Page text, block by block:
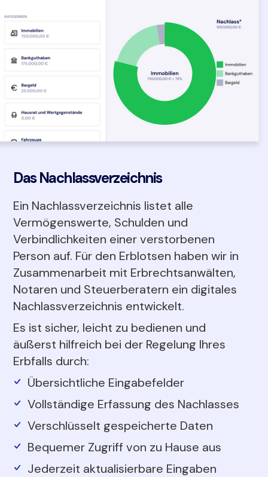
Das Nachlassverzeichnis
Ein Nachlassverzeichnis listet alle
Vermögenswerte, Schulden und
Verbindlichkeiten einer verstorbenen
Person auf. Für den Erblotsen haben wir in
Zusammenarbeit mit Erbrechtsanwälten,
Notaren und Steuerberatern ein digitales
Nachlassverzeichnis entwickelt.
Es ist sicher, leicht zu bedienen und
äußerst hilfreich bei der Regelung Ihres
Erbfalls durch:
Übersichtliche Eingabefelder
Vollständige Erfassung des Nachlasses
Verschlüsselt gespeicherte Daten
Bequemer Zugriff von zu Hause aus
Jederzeit aktualisierbare Eingaben